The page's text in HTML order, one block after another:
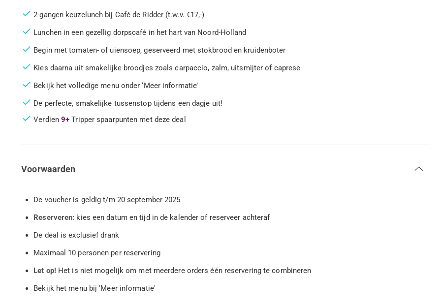
2-gangen keuzelunch bij Café de Ridder (t.w.v. €17,-)
Lunchen in een gezellig dorpscafé in het hart van Noord-Holland
Begin met tomaten- of uiensoep, geserveerd met stokbrood en kruidenboter
Kies daarna uit smakelijke broodjes zoals carpaccio, zalm, uitsmijter of caprese
Bekijk het volledige menu onder ‘Meer informatie’
De perfecte, smakelijke tussenstop tijdens een dagje uit!
Verdien9+ Tripper spaarpunten met deze deal
Voorwaarden
De voucher is geldig t/m 20 september 2025
Reserveren: kies een datum en tijd in de kalender of reserveer achteraf
De deal is exclusief drank
Maximaal 10 personen per reservering
Let op! Het is niet mogelijk om met meerdere orders één reservering te combineren
Bekijk het menu bij 'Meer informatie'